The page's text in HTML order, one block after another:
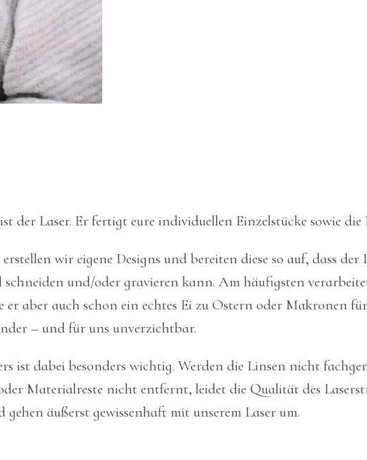
der Laser. Er fertigt eure individuellen Einzelstücke sowie die
wir eigene Designs und bereiten diese so auf, dass der
schneiden und/oder gravieren kann. Am häufigsten
er aber auch schon ein echtes Ei zu Ostern oder Makronen
– und für uns unverzichtbar.
ist dabei besonders wichtig. Werden die Linsen nicht
Materialreste nicht entfernt, leidet die Qualität des
äußerst gewissenhaft mit unserem Laser um.